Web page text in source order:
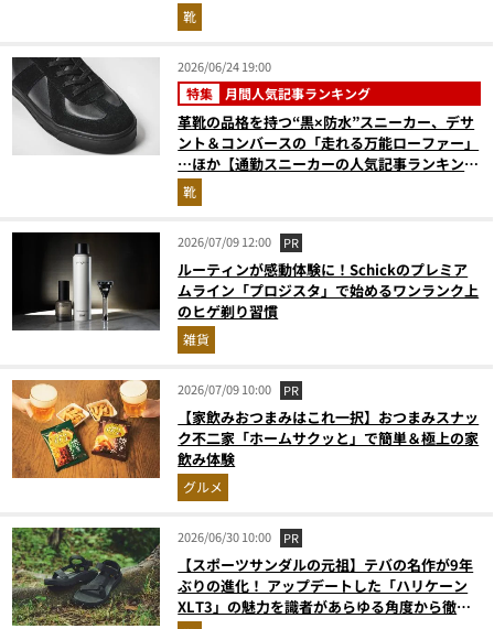
ランキングベスト3】（2026年5月版）
靴
2026/06/24 19:00
特集 月間人気記事ランキング
革靴の品格を持つ“黒×防水”スニーカー、デサ
ント＆コンバースの「走れる万能ローファー」
…ほか【通勤スニーカーの人気記事ランキング
ベスト3】（2026年5月版）
靴
2026/07/09 12:00 PR
ルーティンが感動体験に！Schickのプレミア
ムライン「プロジスタ」で始めるワンランク上
のヒゲ剃り習慣
雑貨
2026/07/09 10:00 PR
【家飲みおつまみはこれ一択】おつまみスナッ
ク不二家「ホームサクッと」で簡単＆極上の家
飲み体験
グルメ
2026/06/30 10:00 PR
【スポーツサンダルの元祖】テバの名作が9年
ぶりの進化！ アップデートした「ハリケーン
XLT3」の魅力を識者があらゆる角度から徹底